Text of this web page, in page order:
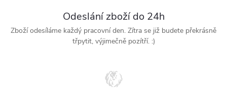
Odeslání zboží do 24h
Zboží odesíláme každý pracovní den. Zítra se již budete překrásně
třpytit, výjimečně pozítří. :)